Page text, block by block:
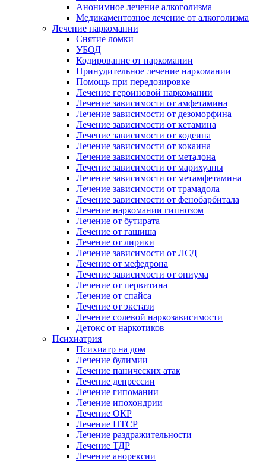
Анонимное лечение алкоголизма
Медикаментозное лечение от алкоголизма
Лечение наркомании
Снятие ломки
УБОД
Кодирование от наркомании
Принудительное лечение наркомании
Помощь при передозировке
Лечение героиновой наркомании
Лечение зависимости от амфетамина
Лечение зависимости от дезоморфина
Лечение зависимости от кетамина
Лечение зависимости от кодеина
Лечение зависимости от кокаина
Лечение зависимости от метадона
Лечение зависимости от марихуаны
Лечение зависимости от метамфетамина
Лечение зависимости от трамадола
Лечение зависимости от фенобарбитала
Лечение наркомании гипнозом
Лечение от бутирата
Лечение от гашиша
Лечение от лирики
Лечение зависимости от ЛСД
Лечение от мефедрона
Лечение зависимости от опиума
Лечение от первитина
Лечение от спайса
Лечение от экстази
Лечение солевой наркозависимости
Детокс от наркотиков
Психиатрия
Психиатр на дом
Лечение булимии
Лечение панических атак
Лечение депрессии
Лечение гипомании
Лечение ипохондрии
Лечение ОКР
Лечение ПТСР
Лечение раздражительности
Лечение ТДР
Лечение анорексии